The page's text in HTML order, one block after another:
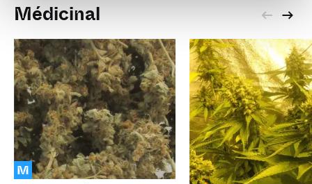
Médicinal
M